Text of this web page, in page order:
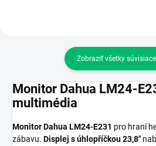
Zobraziť všetky
Monitor Dahua LM24-
multimédia
Monitor Dahua LM24-E231 pro hraní
zábavu. Displej s úhlopříčkou 23,8"